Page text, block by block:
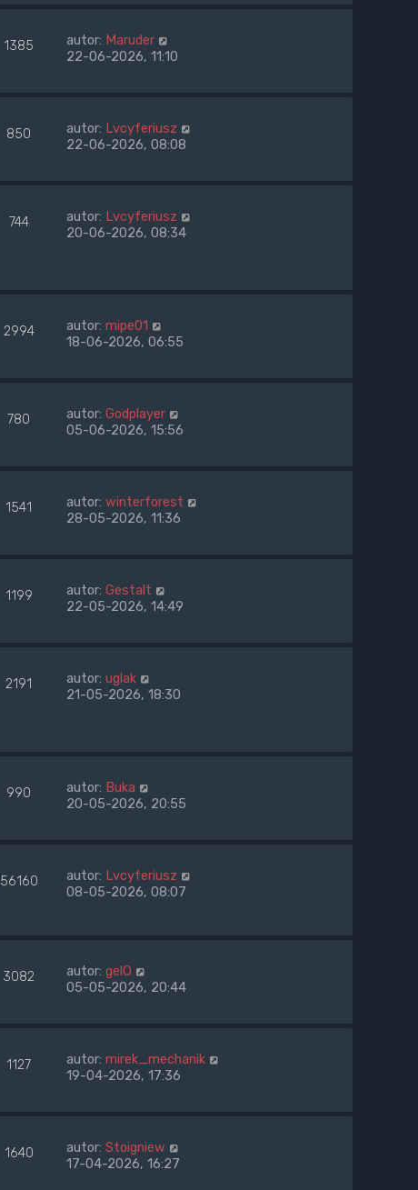
1385 autor: Maruder
22-06-2026, 11:10
850 autor: Lvcyferiusz
22-06-2026, 08:08
744 autor: Lvcyferiusz
20-06-2026, 08:34
2994 autor: mipe01
18-06-2026, 06:55
780 autor: Godplayer
05-06-2026, 15:56
1541 autor: winterforest
28-05-2026, 11:36
1199 autor: Gestalt
22-05-2026, 14:49
2191 autor: uglak
21-05-2026, 18:30
990 autor: Buka
20-05-2026, 20:55
56160 autor: Lvcyferiusz
08-05-2026, 08:07
3082 autor: gelO
05-05-2026, 20:44
1127 autor: mirek_mechanik
19-04-2026, 17:36
1640 autor: Stoigniew
17-04-2026, 16:27